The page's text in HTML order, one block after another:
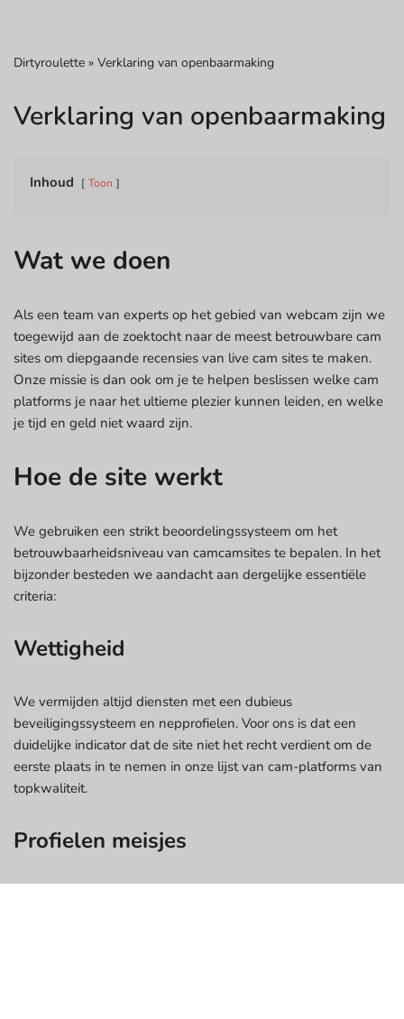
Dirtyroulette » Verklaring van openbaarmaking
Verklaring van openbaarmaking
Inhoud Toon
Wat we doen
Als een team van experts op het gebied van webcam zijn we
toegewijd aan de zoektocht naar de meest betrouwbare cam
sites om diepgaande recensies van live cam sites te maken.
Onze missie is dan ook om je te helpen beslissen welke cam
platforms je naar het ultieme plezier kunnen leiden, en welke
je tijd en geld niet waard zijn.
Hoe de site werkt
We gebruiken een strikt beoordelingssysteem om het
betrouwbaarheidsniveau van camcamsites te bepalen. In het
bijzonder besteden we aandacht aan dergelijke essentiële
criteria:
Wettigheid
We vermijden altijd diensten met een dubieus
beveiligingssysteem en nepprofielen. Voor ons is dat een
duidelijke indicator dat de site niet het recht verdient om de
eerste plaats in te nemen in onze lijst van cam-platforms van
topkwaliteit.
Profielen meisjes